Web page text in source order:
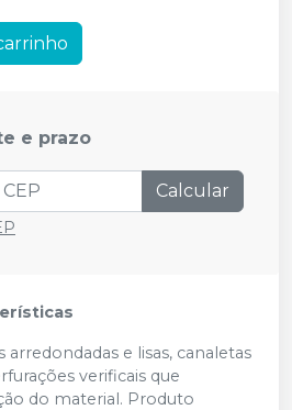
e prazo
Calcular
e lisas, canaletas
verificais que
do material. Produto